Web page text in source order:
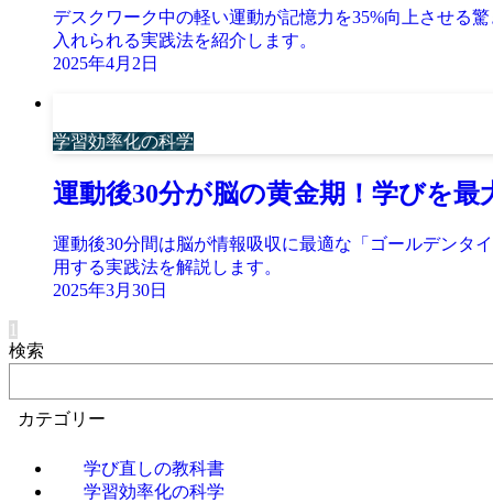
デスクワーク中の軽い運動が記憶力を35%向上させる
入れられる実践法を紹介します。
2025年4月2日
学習効率化の科学
運動後30分が脳の黄金期！学びを
運動後30分間は脳が情報吸収に最適な「ゴールデンタ
用する実践法を解説します。
2025年3月30日
1
検索
カテゴリー
学び直しの教科書
学習効率化の科学